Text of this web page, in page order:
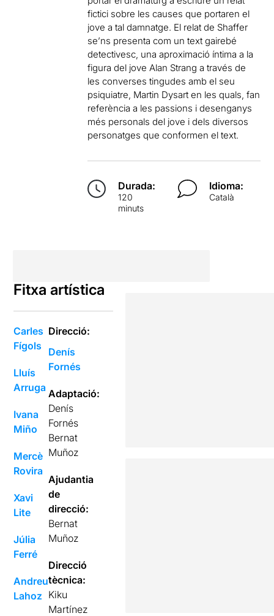
fictici sobre les causes que portaren el
jove a tal damnatge. El relat de Shaffer
se’ns presenta com un text gairebé
detectivesc, una aproximació íntima a la
figura del jove Alan Strang a través de
les converses tingudes amb el seu
psiquiatre, Martin Dysart en les quals, fan
referència a les passions i desenganys
més personals del jove i dels diversos
personatges que conformen el text.
Durada:
120
minuts
Idioma:
Català
Fitxa artística
Carles
Fígols
Lluís
Arruga
Ivana
Miño
Mercè
Rovira
Xavi
Lite
Júlia
Ferré
Andreu
Lahoz
Direcció:
Denís
Fornés
Adaptació:
Denís
Fornés
Bernat
Muñoz
Ajudantia
de
direcció:
Bernat
Muñoz
Direcció
tècnica:
Kiku
Martínez